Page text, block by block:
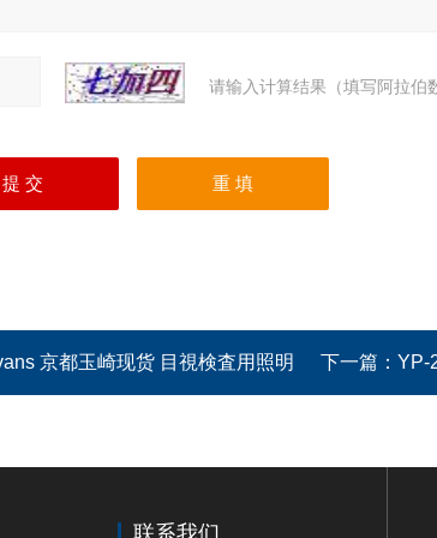
请输入计算结果（填写阿拉伯
京都玉崎现货 目視検査用照明 下一篇： YP-
联系我们